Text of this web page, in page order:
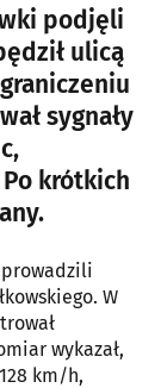
podjęli
ulicą
sygnały
krótkich
prowadzili
W
wykazał,
km/h,